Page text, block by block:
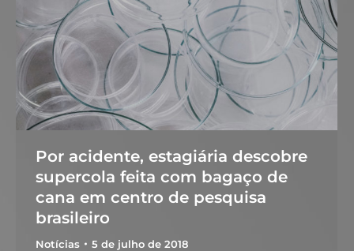
Por acidente, estagiária descobre
supercola feita com bagaço de
cana em centro de pesquisa
brasileiro
Notícias 5 de julho de 2018